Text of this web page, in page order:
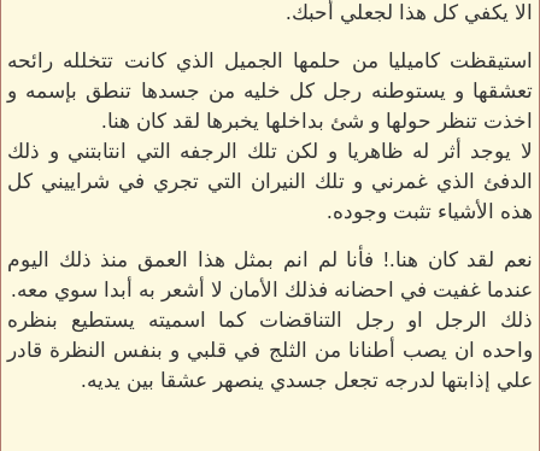
الا يكفي كل هذا لجعلي أحبك.
استيقظت كاميليا من حلمها الجميل الذي كانت تتخلله رائحه
تعشقها و يستوطنه رجل كل خليه من جسدها تنطق بإسمه و
اخذت تنظر حولها و شئ بداخلها يخبرها لقد كان هنا.
لا يوجد أثر له ظاهريا و لكن تلك الرجفه التي انتابتني و ذلك
الدفئ الذي غمرني و تلك النيران التي تجري في شراييني كل
هذه الأشياء تثبت وجوده.
نعم لقد كان هنا.! فأنا لم انم بمثل هذا العمق منذ ذلك اليوم
عندما غفيت في احضانه فذلك الأمان لا أشعر به أبدا سوي معه.
ذلك الرجل او رجل التناقضات كما اسميته يستطيع بنظره
واحده ان يصب أطنانا من الثلج في قلبي و بنفس النظرة قادر
علي إذابتها لدرجه تجعل جسدي ينصهر عشقا بين يديه.